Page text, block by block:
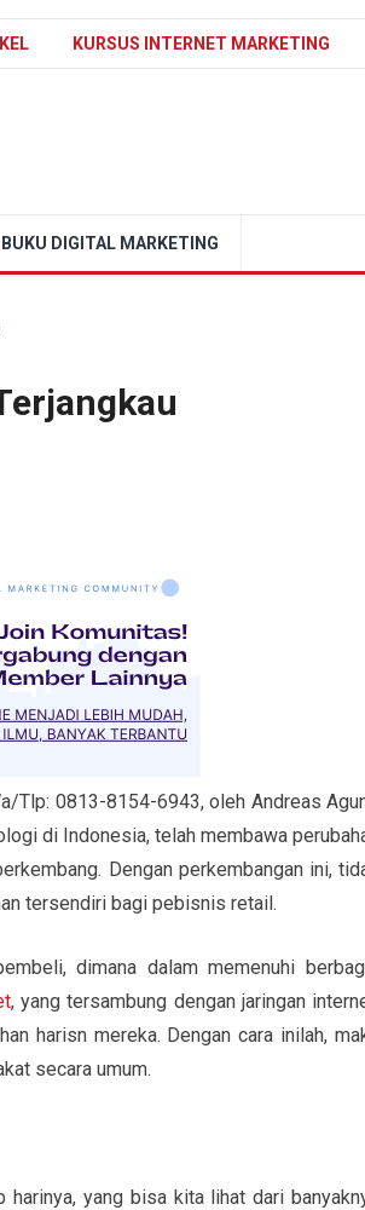
KURSUS INTERNET MARKETING
BUKU DIGITAL MARKETING
Tlp: 0813-8154-6943, oleh Andreas
di Indonesia, telah membawa
Dengan perkembangan ini,
tersendiri bagi pebisnis retail.
dimana dalam memenuhi
, yang tersambung dengan jaringan
harisn mereka. Dengan cara inilah,
secara umum.
yang bisa kita lihat dari